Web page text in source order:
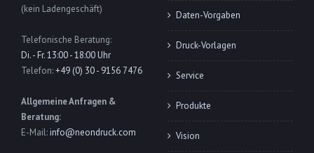
(kein Ladengeschäft)
Telefonische Beratung:
Di. - Fr. 13:00 - 18:00 Uhr
Telefon:+49 (0) 30 - 9156 7476
Allgemeine Anfragen &
Beratung:
E-Mail:info@neondruck.com
Daten-Vorgaben
Druck-Vorlagen
Service
Produkte
Vision